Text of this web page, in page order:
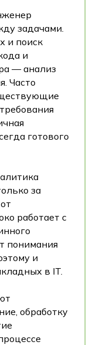
задачами.
и поиск
и
— анализ
Часто
готового
за
работает с
понимания
и
в IT.
обработку